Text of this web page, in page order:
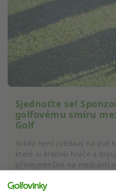
Sjednoťte se!
golfovému smíru
Golf
Nikdo není zvědavý na dvě
které si kradou hráče a
přinejmenším na mediální